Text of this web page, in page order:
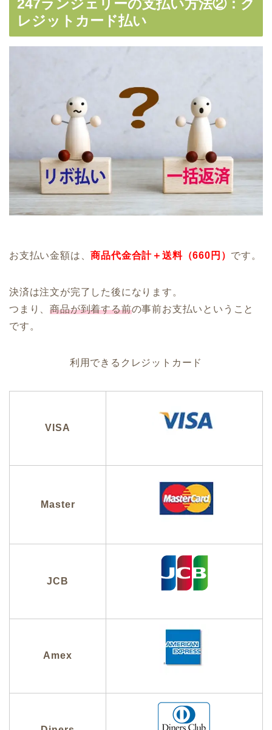
247ランジェリーの支払い方法②：ク
レジットカード払い
お支払い金額は、商品代金合計＋送料（660円） です。
決済は注文が完了した後になります。
つまり、商品が到着する前の事前お支払いということ
です。
利用できるクレジットカード
VISA
Master
JCB
Amex